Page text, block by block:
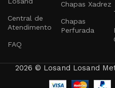
Central de
Atendimento
FAQ
Chapas Xadrez
Chapas
Perfurada
2026 © Losand Losand